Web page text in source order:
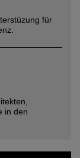
für
in den